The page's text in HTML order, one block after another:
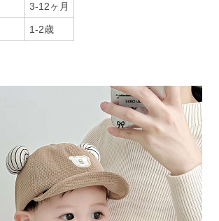
3-12ヶ月
1-2歳